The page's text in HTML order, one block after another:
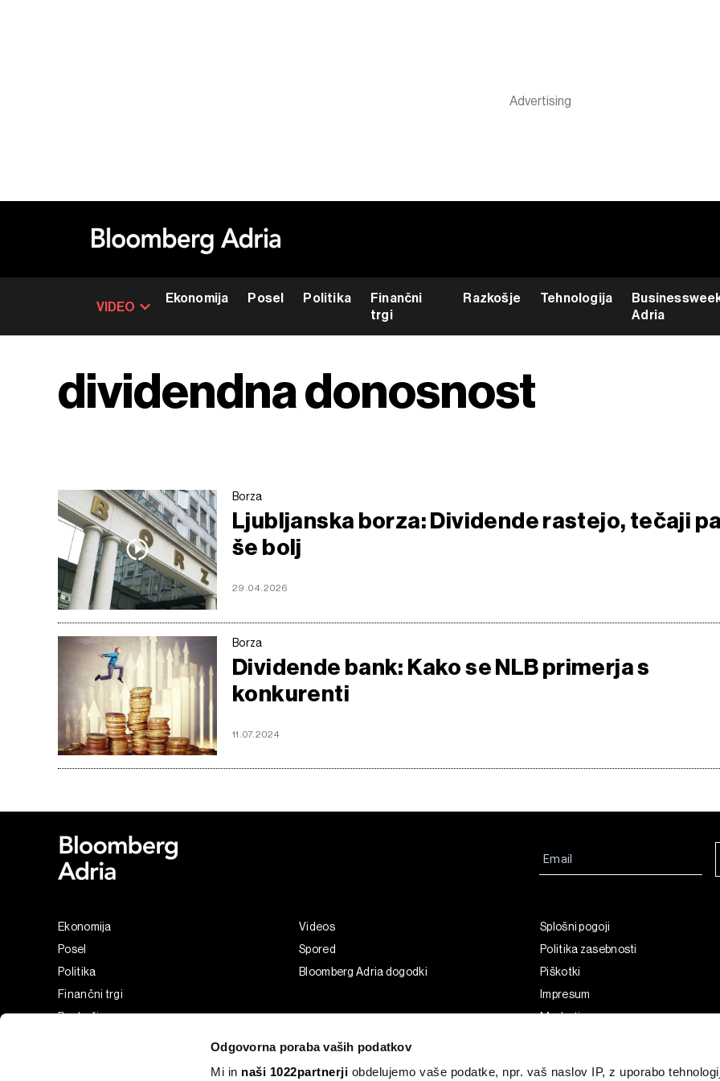
Odgovorna poraba vaših podatkov
Mi in naši 1022partnerji obdelujemo vaše podatke, npr. vaš naslov IP, z uporabo
VIDEO
Ekonomija Posel Politika
Finančni
trgi
Razkošje Tehnologija
Adria
dividendna donosnost
Borza
Ljubljanska borza: Dividende rastejo, tečaji
še bolj
29.04.2026
Borza
Dividende bank: Kako se NLB primerja s
konkurenti
11.07.2024
Ekonomija
Posel
Politika
Finančni trgi
Razkošje
Videos
Spored
Bloomberg Adria dogodki
Splošni pogoji
Politika zasebnosti
Piškotki
Impresum
Marketing